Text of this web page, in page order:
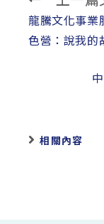
more
articles
龍騰文化事業
色營：說我的
相關內容